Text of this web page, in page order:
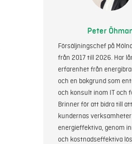
Peter
Försäljningschef på
från 2017 till 2026. Har
erfarenhet från
och en bakgrund som
och konsult inom IT och
Brinner för att bidra till att
kundernas
energieffektiva, genom
och kostnadseffektiva